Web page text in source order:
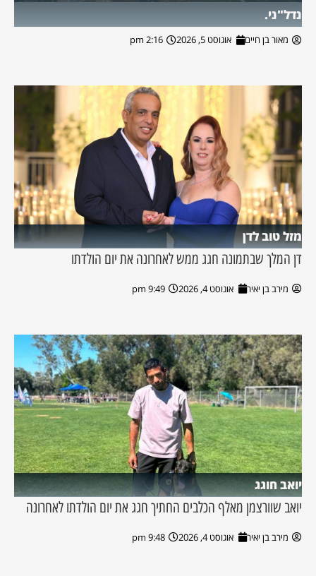
נדל"ני.
מאור בן חיים אוגוסט 5, 2026 2:16 pm
מזל טוב לדן
דן המלך שבתמונה חגג ממש לאחרונה את יום הולדתו
מירב בן יאיר אוגוסט 4, 2026 9:49 pm
יואב חוגג
יואב שוורצמן מאלף הכלבים החתיך חגג את יום הולדתו לאחרונה
מירב בן יאיר אוגוסט 4, 2026 9:48 pm